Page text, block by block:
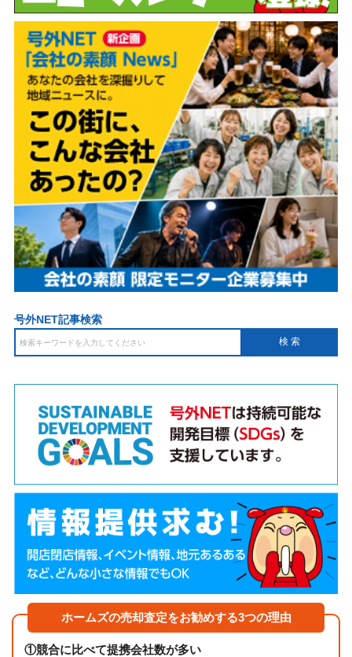
号外NET記事検索
ホームズの売却査定をお勧めする3つの理由
①競合に比べて提携会社数が多い